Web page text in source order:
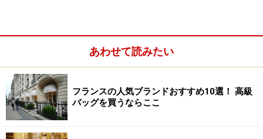
ストラスブール大聖堂は中世に建造された代表的なゴシ
ック建築。赤に近い茶色の表面は、資材となっている砂
の色から来ているそうです。お昼になると、カテドラル
内の大時計が人形の仕掛けで動くのを見るため大勢の観
光客が集まります。
あわせて読みたい
フランスの人気ブランドおすすめ10選！ 高級
バッグを買うならここ